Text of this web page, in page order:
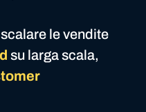
scalare le vendite
su larga scala,